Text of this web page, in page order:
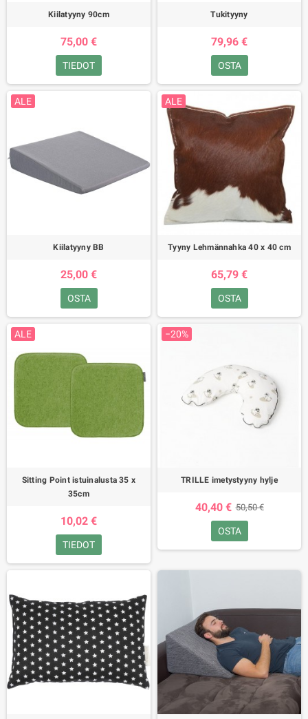
Kiilatyyny 90cm
75,00 €
TIEDOT
Tukityyny
79,96 €
OSTA
ALE
Kiilatyyny BB
25,00 €
OSTA
ALE
Tyyny Lehmännahka 40 x 40 cm
65,79 €
OSTA
ALE
Sitting Point istuinalusta 35 x
35cm
10,02 €
TIEDOT
−20%
TRILLE imetystyyny hylje
40,40 € 50,50 €
OSTA